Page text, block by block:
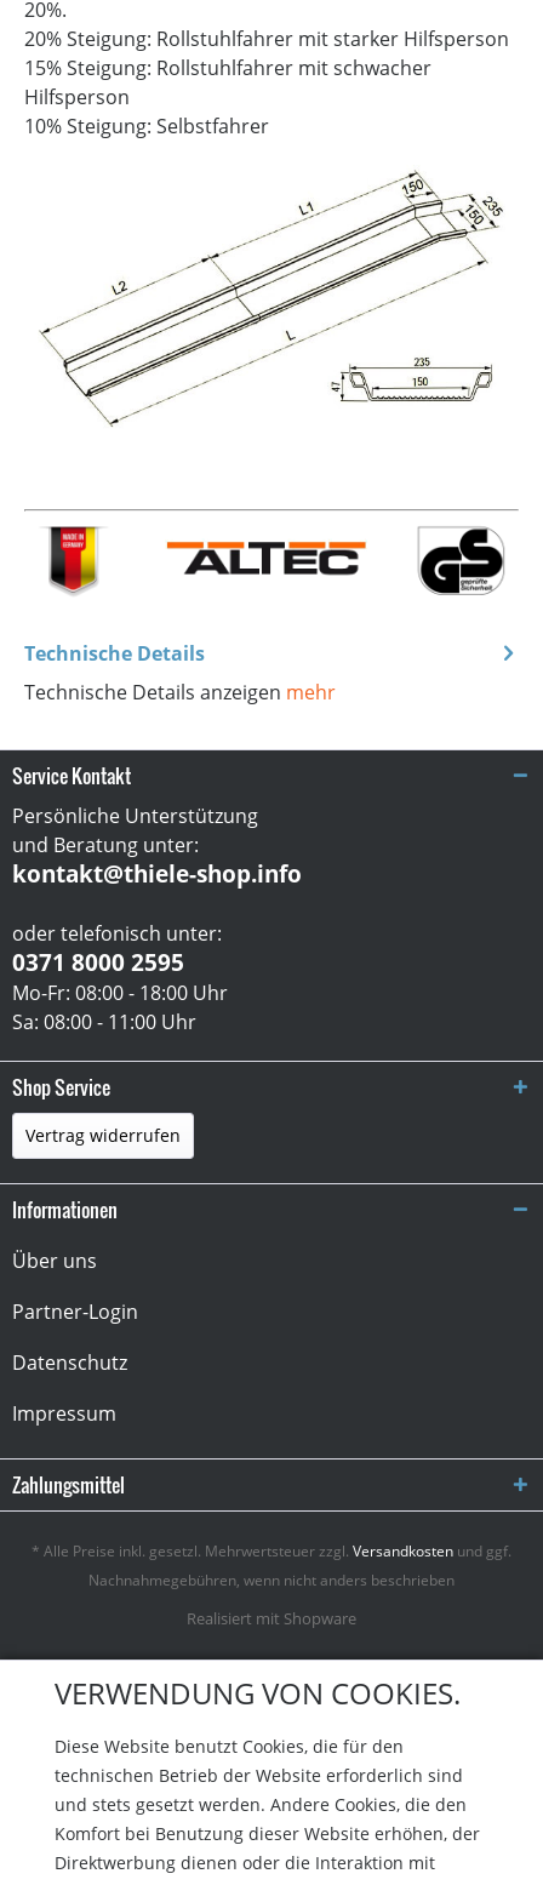
20%.
20% Steigung: Rollstuhlfahrer mit starker Hilfsperson
15% Steigung: Rollstuhlfahrer mit schwacher
Hilfsperson
10% Steigung: Selbstfahrer
Technische Details
Technische Details anzeigen mehr
Service Kontakt
Persönliche Unterstützung
und Beratung unter:
kontakt@thiele-shop.info
oder telefonisch unter:
0371 8000 2595
Mo-Fr: 08:00 - 18:00 Uhr
Sa: 08:00 - 11:00 Uhr
Shop Service
Vertrag widerrufen
Informationen
Über uns
Partner-Login
Datenschutz
Impressum
Zahlungsmittel
* Alle Preise inkl. gesetzl. Mehrwertsteuer zzgl. Versandkosten und ggf.
Nachnahmegebühren, wenn nicht anders beschrieben
Realisiert mit Shopware
VERWENDUNG VON COOKIES.
Diese Website benutzt Cookies, die für den
technischen Betrieb der Website erforderlich sind
und stets gesetzt werden. Andere Cookies, die den
Komfort bei Benutzung dieser Website erhöhen, der
Direktwerbung dienen oder die Interaktion mit